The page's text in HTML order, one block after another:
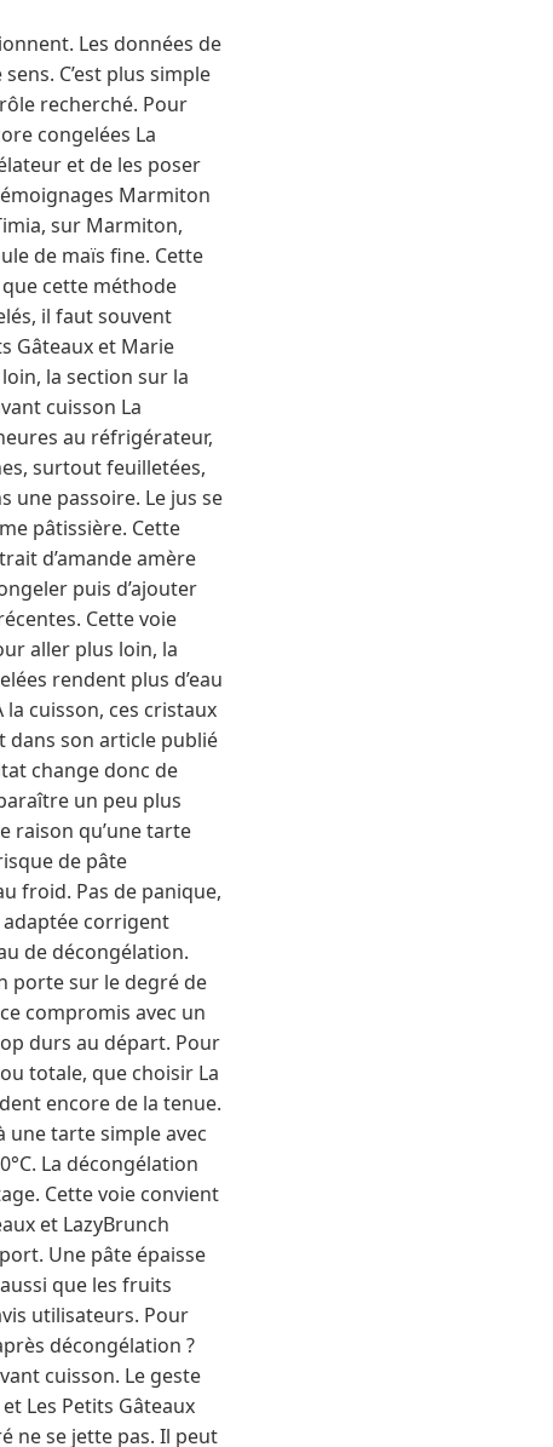
Les données de
C’est plus simple
recherché. Pour
congelées La
et de les poser
Marmiton
sur Marmiton,
de maïs fine. Cette
cette méthode
il faut souvent
Gâteaux et Marie
la section sur la
cuisson La
au réfrigérateur,
surtout feuilletées,
une passoire. Le jus se
pâtissière. Cette
d’amande amère
puis d’ajouter
Cette voie
aller plus loin, la
rendent plus d’eau
cuisson, ces cristaux
dans son article publié
change donc de
un peu plus
raison qu’une tarte
de pâte
froid. Pas de panique,
corrigent
de décongélation.
porte sur le degré de
compromis avec un
durs au départ. Pour
totale, que choisir La
encore de la tenue.
une tarte simple avec
La décongélation
Cette voie convient
et LazyBrunch
Une pâte épaisse
que les fruits
utilisateurs. Pour
décongélation ?
cuisson. Le geste
Les Petits Gâteaux
ne se jette pas. Il peut